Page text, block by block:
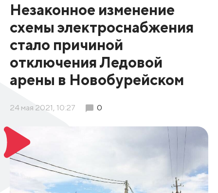
Незаконное изменение
схемы электроснабжения
стало причиной
отключения Ледовой
арены в Новобурейском
24 мая 2021, 10:27 0